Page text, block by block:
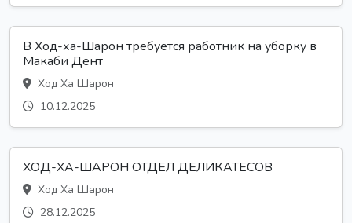
В Ход-ха-Шарон требуется работник на уборку в
Макаби Дент
Ход Ха Шарон
10.12.2025
ХОД-ХА-ШАРОН ОТДЕЛ ДЕЛИКАТЕСОВ
Ход Ха Шарон
28.12.2025